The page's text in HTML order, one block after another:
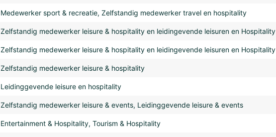
Medewerker sport & recreatie, Zelfstandig medewerker travel en hospitality
Zelfstandig medewerker leisure & hospitality en leidingevende leisuren en Hospitality
Zelfstandig medewerker leisure & hospitality en leidingevende leisuren en Hospitality
Zelfstandig medewerker leisure & hospitality
Leidinggevende leisure en hospitality
Zelfstandig medewerker leisure & events, Leidinggevende leisure & events
Entertainment & Hospitality, Tourism & Hospitality